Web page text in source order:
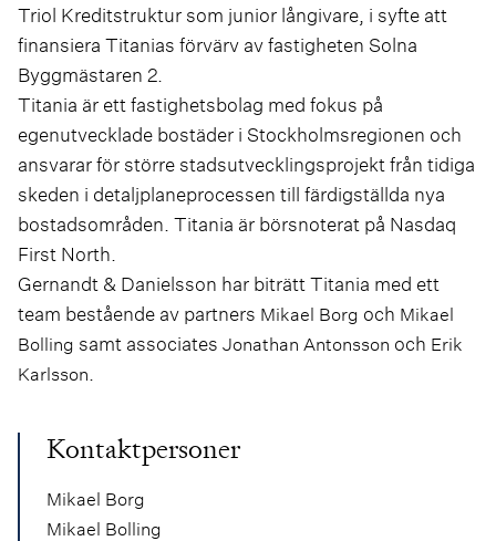
Triol Kreditstruktur som junior långivare, i syfte att
finansiera Titanias förvärv av fastigheten Solna
Byggmästaren 2.
Titania är ett fastighetsbolag med fokus på
egenutvecklade bostäder i Stockholmsregionen och
ansvarar för större stadsutvecklingsprojekt från tidiga
skeden i detaljplaneprocessen till färdigställda nya
bostadsområden. Titania är börsnoterat på Nasdaq
First North.
Gernandt & Danielsson har biträtt Titania med ett
team bestående av partners Mikael Borg och Mikael
Bolling samt associates Jonathan Antonsson och Erik
Karlsson.
Kontaktpersoner
Mikael Borg
Mikael Bolling